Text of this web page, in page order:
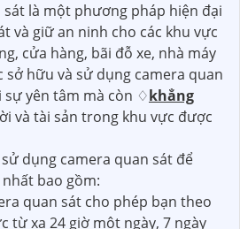
là một phương pháp hiện đại
và giữ an ninh cho các khu vực
cửa hàng, bãi đỗ xe, nhà máy
sở hữu và sử dụng camera quan
sự yên tâm mà còn ♢khẳng
và tài sản trong khu vực được
dụng camera quan sát để
bao gồm:
quan sát cho phép bạn theo
từ xa 24 giờ một ngày, 7 ngày